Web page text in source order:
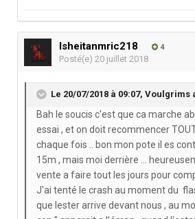
lsheitanmric218 4
Posté(e) 20 juillet 2018
Le 20/07/2018 à 09:07, Voulgrims
Bah le soucis c'est que ca marche
essai , et on doit recommencer
chaque fois .. bon mon pote il es
15m , mais moi derrière ...
vente a faire tout les jours pour
J'ai tenté le crash au moment du
que lester arrive devant nous , au